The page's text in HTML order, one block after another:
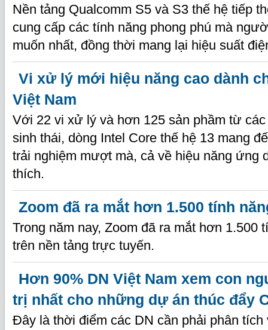
Nền tảng Qualcomm S5 và S3 thế hệ tiếp
cung cấp các tính năng phong phú mà
muốn nhất, đồng thời mang lại hiệu suất
Vi xử lý mới hiệu năng cao dành
Việt Nam
Với 22 vi xử lý và hơn 125 sản phầm từ
sinh thái, dòng Intel Core thế hệ 13 mang
trải nghiệm mượt mà, cả về hiệu năng ứng
thích.
Zoom đã ra mắt hơn 1.500 tính
Trong năm nay, Zoom đã ra mắt hơn 1.500
trên nền tảng trực tuyến.
Hơn 90% DN Việt Nam xem con
trị nhất cho những dự án thúc đẩy
Đây là thời điểm các DN cần phải phân